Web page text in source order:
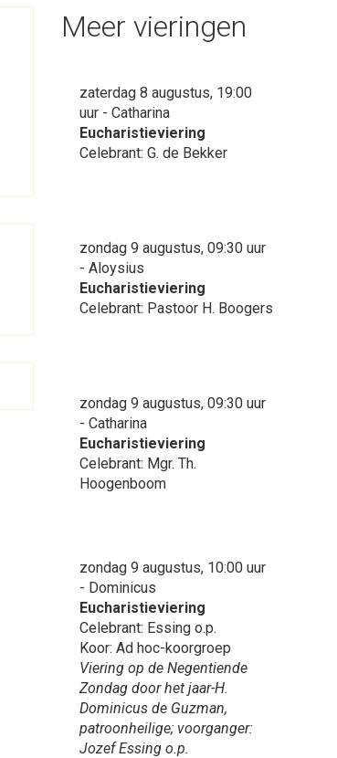
Meer vieringen
zaterdag 8 augustus, 19:00
uur - Catharina
Eucharistieviering
Celebrant: G. de Bekker
zondag 9 augustus, 09:30 uur
- Aloysius
Eucharistieviering
Celebrant: Pastoor H. Boogers
zondag 9 augustus, 09:30 uur
- Catharina
Eucharistieviering
Celebrant: Mgr. Th.
Hoogenboom
zondag 9 augustus, 10:00 uur
- Dominicus
Eucharistieviering
Celebrant: Essing o.p.
Koor: Ad hoc-koorgroep
Viering op de Negentiende
Zondag door het jaar-H.
Dominicus de Guzman,
patroonheilige; voorganger:
Jozef Essing o.p.